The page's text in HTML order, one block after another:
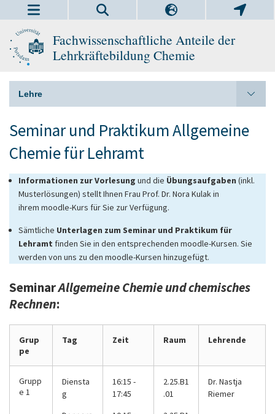
Fachwissenschaftliche Anteile der
Lehrkräftebildung Chemie
Lehre
Seminar und Praktikum Allgemeine
Chemie für Lehramt
Informationen zur Vorlesung und die Übungsaufgaben (inkl.
Musterlösungen) stellt Ihnen Frau Prof. Dr. Nora Kulak in
ihrem moodle-Kurs für Sie zur Verfügung.
Sämtliche Unterlagen zum Seminar und Praktikum für
Lehramt finden Sie in den entsprechenden moodle-Kursen. Sie
werden von uns zu den moodle-Kursen hinzugefügt.
SeminarAllgemeine Chemie und chemisches
Rechnen:
Grup
pe
Tag Zeit Raum Lehrende
Grupp
e 1
Diensta
g
16:15 -
17:45
2.25.B1
.01
Dr. Nastja
Riemer